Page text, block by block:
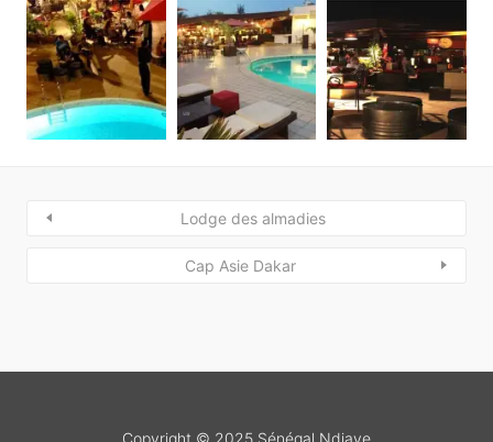
Lodge des almadies
Cap Asie Dakar
Copyright © 2025 Sénégal Ndiaye